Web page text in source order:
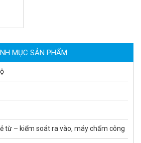
MỤC SẢN PHẨM
từ – kiểm soát ra vào, máy chấm công